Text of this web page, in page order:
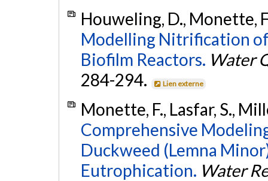
Houweling, D., Monette,
Modelling Nitrification
Biofilm Reactors. Water
284-294.
Lien externe
Monette, F., Lasfar, S.,
Comprehensive
Duckweed (Lemna
Eutrophication. Water